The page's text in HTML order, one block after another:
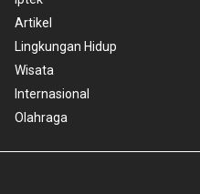
Artikel
Lingkungan Hidup
Wisata
Internasional
Olahraga